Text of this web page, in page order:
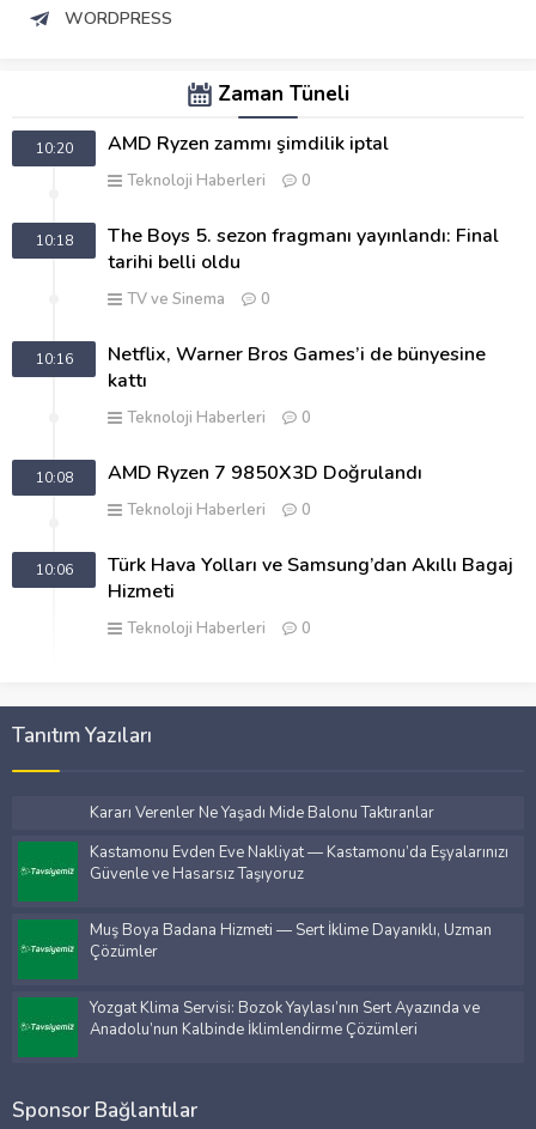
WORDPRESS
Zaman Tüneli
10:20 AMD Ryzen zammı şimdilik iptal
Teknoloji Haberleri 0
10:18
The Boys 5. sezon fragmanı yayınlandı: Final
tarihi belli oldu
TV ve Sinema 0
10:16
Netflix, Warner Bros Games’i de bünyesine
kattı
Teknoloji Haberleri 0
10:08 AMD Ryzen 7 9850X3D Doğrulandı
Teknoloji Haberleri 0
10:06
Türk Hava Yolları ve Samsung’dan Akıllı Bagaj
Hizmeti
Teknoloji Haberleri 0
Tanıtım Yazıları
Kararı Verenler Ne Yaşadı Mide Balonu Taktıranlar
Kastamonu Evden Eve Nakliyat — Kastamonu’da Eşyalarınızı
Güvenle ve Hasarsız Taşıyoruz
Muş Boya Badana Hizmeti — Sert İklime Dayanıklı, Uzman
Çözümler
Yozgat Klima Servisi: Bozok Yaylası’nın Sert Ayazında ve
Anadolu’nun Kalbinde İklimlendirme Çözümleri
Sponsor Bağlantılar